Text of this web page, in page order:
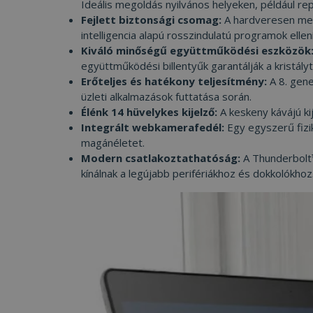
Ideális megoldás nyilvános helyeken, például
Fejlett biztonsági csomag: A hardveresen
intelligencia alapú rosszindulatú programok
Kiváló minőségű együttműködési eszközök:
együttműködési billentyűk garantálják a
Erőteljes és hatékony teljesítmény: A 8.
üzleti alkalmazások futtatása során.
Élénk 14 hüvelykes kijelző: A keskeny kávájú
Integrált webkamerafedél: Egy egyszerű
magánéletet.
Modern csatlakoztathatóság: A
kínálnak a legújabb perifériákhoz és dokkolókhoz.
_tt_enable_cookie
Név
ttcsid